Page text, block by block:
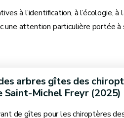
à l’identification, à l’écologie,
une attention particulière portée
arbres gîtes des
Saint-Michel Freyr (2025)
de gîtes pour les chiroptères